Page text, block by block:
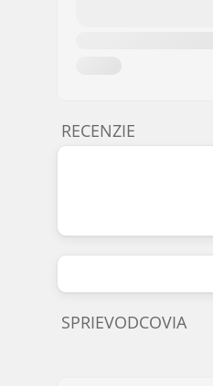
RECENZIE
SPRIEVODCOVIA